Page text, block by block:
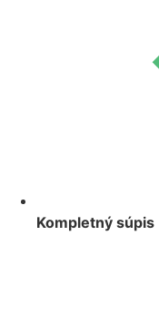
Kompletný súpis